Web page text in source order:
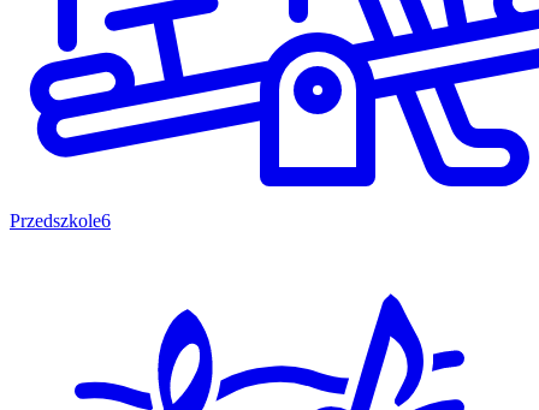
Przedszkole6